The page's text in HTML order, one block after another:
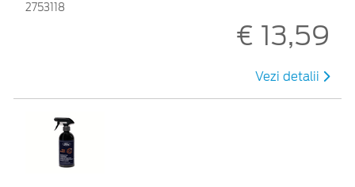
2753118
€ 13,59
Vezi detalii